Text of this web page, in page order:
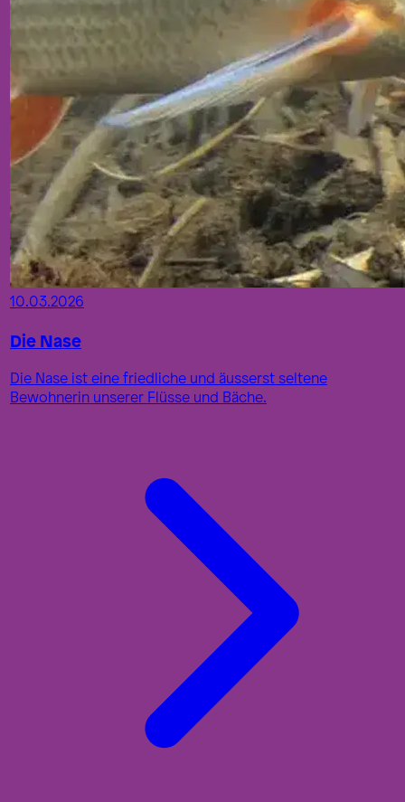
10.03.2026
Die Nase
Die Nase ist eine friedliche und äusserst seltene
Bewohnerin unserer Flüsse und Bäche.